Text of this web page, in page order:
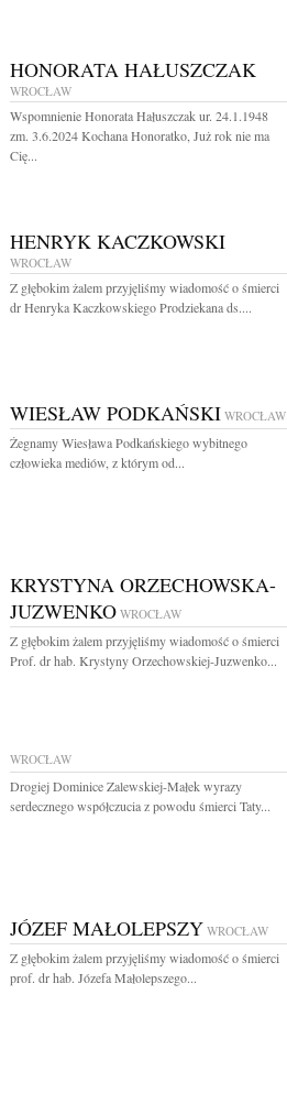
HONORATA HAŁUSZCZAK
WROCŁAW
Wspomnienie Honorata Hałuszczak ur. 24.1.1948
zm. 3.6.2024 Kochana Honoratko, Już rok nie ma
Cię...
HENRYK KACZKOWSKI
WROCŁAW
Z głębokim żalem przyjęliśmy wiadomość o śmierci
dr Henryka Kaczkowskiego Prodziekana ds....
WIESŁAW PODKAŃSKI WROCŁAW
Żegnamy Wiesława Podkańskiego wybitnego
człowieka mediów, z którym od...
KRYSTYNA ORZECHOWSKA-
JUZWENKO WROCŁAW
Z głębokim żalem przyjęliśmy wiadomość o śmierci
Prof. dr hab. Krystyny Orzechowskiej-Juzwenko...
WROCŁAW
Drogiej Dominice Zalewskiej-Małek wyrazy
serdecznego współczucia z powodu śmierci Taty...
JÓZEF MAŁOLEPSZY WROCŁAW
Z głębokim żalem przyjęliśmy wiadomość o śmierci
prof. dr hab. Józefa Małolepszego...